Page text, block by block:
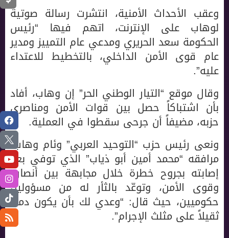
وعقب الأحداث الأمنية، انتشرت رسالة صوتية
لوهاب على الإنترنت، اتهم فيها “رئيس
الحكومة سعد الحريري ومدعي عام التمييز ومدير
عام قوى الأمن الداخلي، بالتخطيط للاعتداء
عليه”.
وقال موقع “التيار الوطني الحر” إن وهاب، أفاد
بأن اشتباكاً حصل بين قوات الأمن ومناصري
حزبه، مضيفاً أن جرحى سقطوا في العملية.
ونعى رئيس حزب “التوحيد العربي” وئام وهاب،
مرافقه “محمد أمين أبو ذياب” الذي توفي بعد
إصابته بجروح خطرة خلال مجابهة بين أنصاره
وقوى الأمن، وتوعّد بالثأر له من مسؤولين
حكوميين، حيث قال: “وعدي لك بأن يكون دمك
ثقيلاً على مثلث الإجرام”.